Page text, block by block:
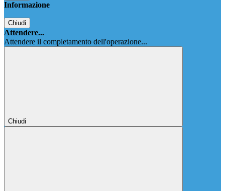
Informazione
Chiudi
Attendere...
Attendere il completamento dell'operazione...
Chiudi